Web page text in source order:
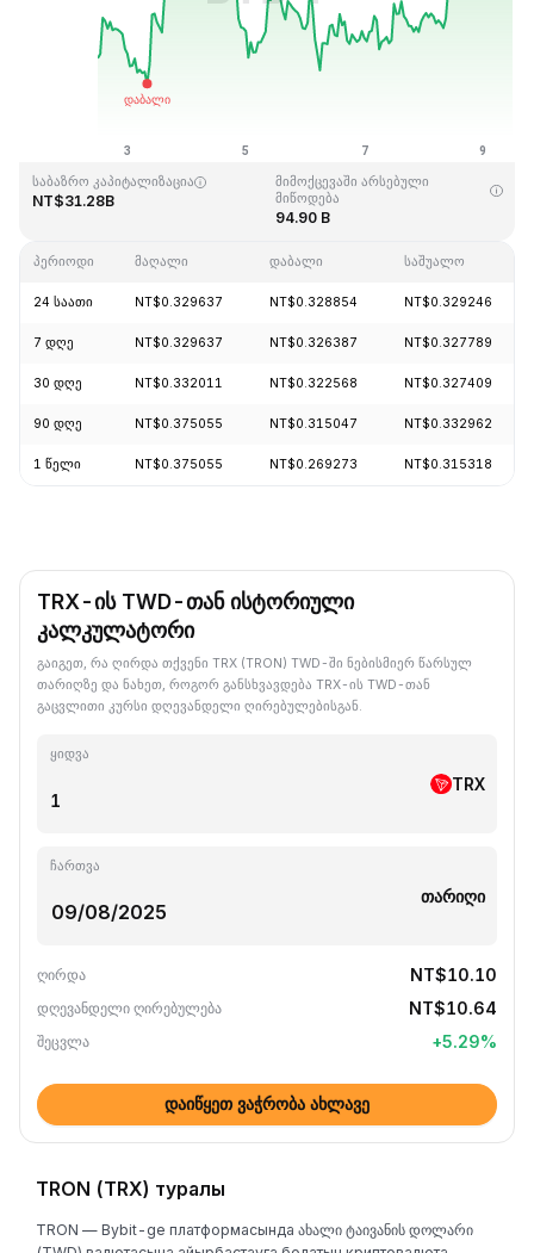
ბოლოს განახლდა: 2026-08-09,11:27GMT+0
NT$0.431288 NT$0.001804
საბაზრო კაპიტალიზაცია
NT$31.28B
მიმოქცევაში არსებული
მიწოდება
94.90 B
პერიოდი მაღალი დაბალი საშუალო
24 საათი NT$0.329637 NT$0.328854 NT$0.329246
7 დღე NT$0.329637 NT$0.326387 NT$0.327789
30 დღე NT$0.332011 NT$0.322568 NT$0.327409
90 დღე NT$0.375055 NT$0.315047 NT$0.332962
1 წელი NT$0.375055 NT$0.269273 NT$0.315318
TRX-ის TWD-თან ისტორიული
კალკულატორი
გაიგეთ, რა ღირდა თქვენი TRX (TRON) TWD-ში ნებისმიერ წარსულ
თარიღზე და ნახეთ, როგორ განსხვავდება TRX-ის TWD-თან
გაცვლითი კურსი დღევანდელი ღირებულებისგან.
ყიდვა
TRX
ჩართვა
თარიღი
ღირდა NT$10.10
დღევანდელი ღირებულება NT$10.64
შეცვლა +5.29%
დაიწყეთ ვაჭრობა ახლავე
TRON (TRX) туралы
TRON — Bybit-ge платформасында ახალი ტაივანის დოლარი